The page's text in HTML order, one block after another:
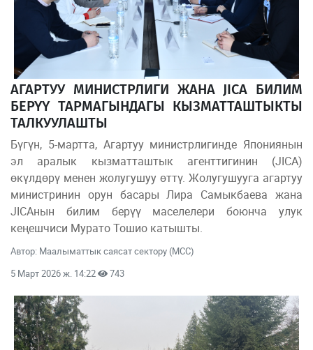
АГАРТУУ МИНИСТРЛИГИ ЖАНА JICA БИЛИМ
БЕРҮҮ ТАРМАГЫНДАГЫ КЫЗМАТТАШТЫКТЫ
ТАЛКУУЛАШТЫ
Бүгүн, 5-мартта, Агартуу министрлигинде Япониянын
эл аралык кызматташтык агенттигинин (JICA)
өкүлдөрү менен жолугушуу өттү. Жолугушууга агартуу
министринин орун басары Лира Самыкбаева жана
JICAнын билим берүү маселелери боюнча улук
кеңешчиси Мурато Тошио катышты.
Автор: Маалыматтык саясат сектору (МСС)
5 Март 2026 ж. 14:22
743